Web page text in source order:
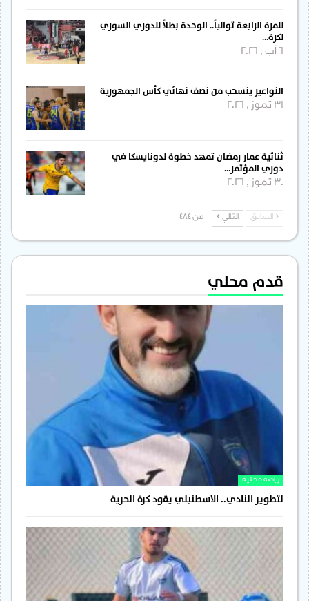
للمرة الرابعة توالياً.. الوحدة بطلاً للدوري السوري
لكرة…
النواعير ينسحب من نصف نهائي كأس الجمهورية
31 تموز , 2026
ثنائية عمار رمضان تمهد خطوة لدونايسكا في
دوري المؤتمر…
30 تموز , 2026
السابق التالي
قدم محلي
رياضة محلية
لتطوير النادي.. الاسطنبلي يقود كرة الحرية